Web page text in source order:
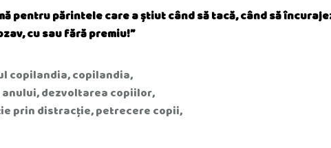
pentru părintele care a știut când să tacă, când să
cu sau fără premiu!”
copilandia,copilandia,
,dezvoltarea copiilor,
prin distracție,petrecere copii,